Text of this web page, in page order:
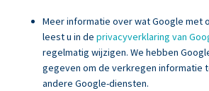
Meer informatie over wat Google met
leest u in de privacyverklaring van
regelmatig wijzigen. We hebben
gegeven om de verkregen informatie
andere Google-diensten.